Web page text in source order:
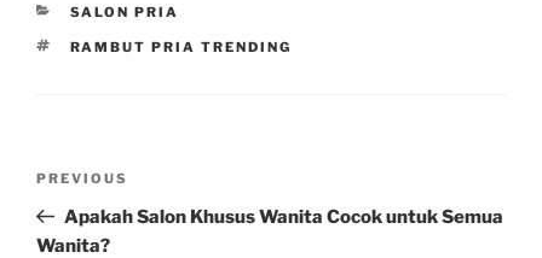
CATEGORIES
SALON PRIA
TAGS
RAMBUT PRIA TRENDING
Previous
Post
PREVIOUS
Apakah Salon Khusus Wanita Cocok untuk Semua
Wanita?